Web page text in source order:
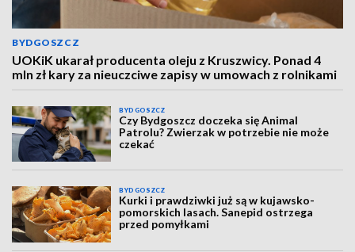
BYDGOSZCZ
UOKiK ukarał producenta oleju z Kruszwicy. Ponad 4
mln zł kary za nieuczciwe zapisy w umowach z rolnikami
BYDGOSZCZ
Czy Bydgoszcz doczeka się Animal
Patrolu? Zwierzak w potrzebie nie może
czekać
BYDGOSZCZ
Kurki i prawdziwki już są w kujawsko-
pomorskich lasach. Sanepid ostrzega
przed pomyłkami